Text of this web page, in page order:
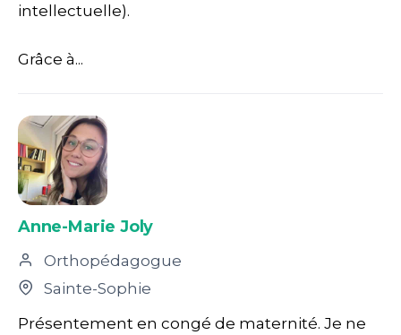
intellectuelle).
Grâce à...
Anne-Marie Joly
Orthopédagogue
Sainte-Sophie
Présentement en congé de maternité. Je ne